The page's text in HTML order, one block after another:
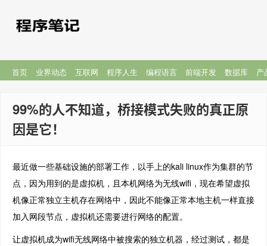
首页 业界动态 互联网 程序人生 编程语言 前端开发 数据库 产
99%的人不知道，桥接模式失败的真正原
因是它！
最近做一些基础设施的部署工作，以手上的kali linux作为集群的节
点，因为用到的是虚拟机，且本机网络为无线wifi，现在希望虚拟
机像正常独立主机存在网络中，因此不能像正常本地主机一样直接
加入网段节点，虚拟机还需要进行网络的配置。
让虚拟机成为wifi无线网络中被搜索的独立机器，经过测试，都是